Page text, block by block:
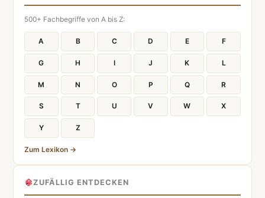
500+ Fachbegriffe von A bis Z:
A B C D E F
G H I J K L
M N O P Q R
S T U V W X
Y Z
Zum Lexikon →
ZUFÄLLIG ENTDECKEN